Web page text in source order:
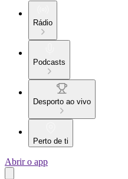
Rádio
Podcasts
Desporto ao vivo
Perto de ti
Abrir o app